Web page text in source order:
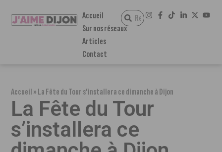
Accueil
Sur nos réseaux
Articles
Contact
Accueil»La Fête du Tour s’installera ce dimanche à Dijon
La Fête du Tour
s’installera ce